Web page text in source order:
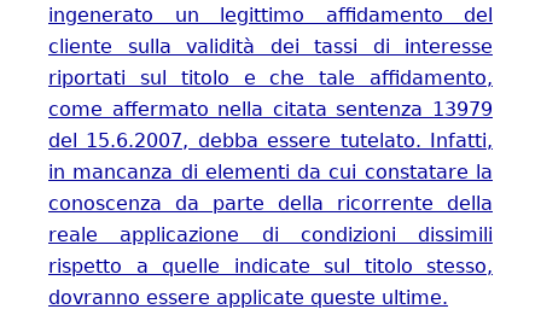
ingenerato un legittimo affidamento del
cliente sulla validità dei tassi di interesse
riportati sul titolo e che tale affidamento,
come affermato nella citata sentenza 13979
del 15.6.2007, debba essere tutelato. Infatti,
in mancanza di elementi da cui constatare la
conoscenza da parte della ricorrente della
reale applicazione di condizioni dissimili
rispetto a quelle indicate sul titolo stesso,
dovranno essere applicate queste ultime.